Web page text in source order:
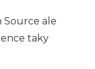
Source ale
taky